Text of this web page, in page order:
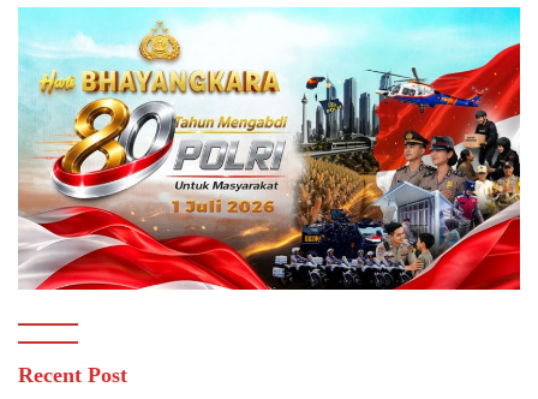
Recent Post